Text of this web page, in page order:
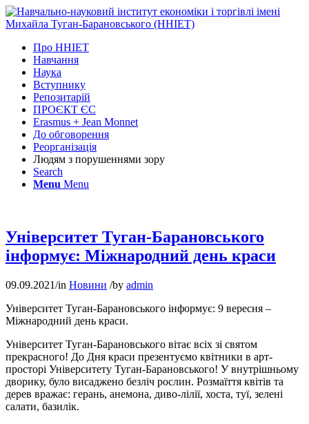
Про ННІЕТ
Навчання
Наука
Вступнику
Репозитарій
ПРОЄКТ ЄС
Erasmus + Jean Monnet
До обговорення
Реорганізація
Людям з порушеннями зору
Search
Menu Menu
Університет Туган-Барановського
інформує: Міжнародний день краси
09.09.2021/in Новини /by admin
Університет Туган-Барановського інформує: 9 вересня –
Міжнародний день краси.
Університет Туган-Барановського вітає всіх зі святом
прекрасного! До Дня краси презентуємо квітники в арт-
просторі Університету Туган-Барановського! У внутрішньому
дворику, було висаджено безліч рослин. Розмаїття квітів та
дерев вражає: герань, анемона, диво-лілії, хоста, туї, зелені
салати, базилік.